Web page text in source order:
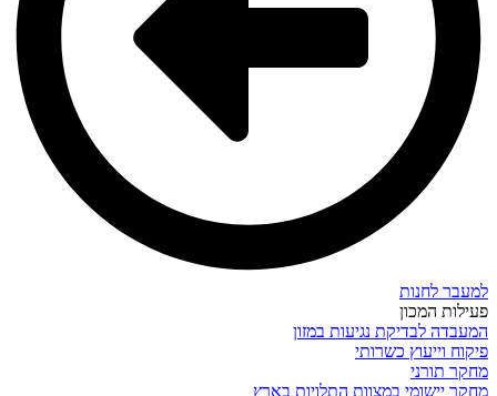
למעבר לחנות
פעילות המכון
המעבדה לבדיקת נגיעות במזון
פיקוח וייעוץ כשרותי
מחקר תורני
מחקר יישומי במצוות התלויות בארץ